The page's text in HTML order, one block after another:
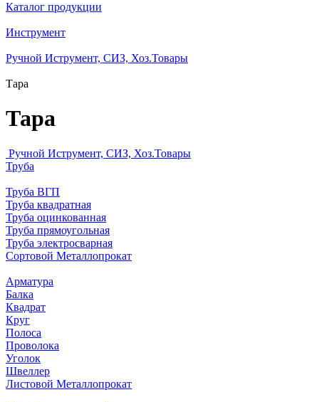
Каталог продукции
Инструмент
Ручной Иструмент, СИЗ, Хоз.Товары
Тара
Тара
Ручной Иструмент, СИЗ, Хоз.Товары
Труба
Труба ВГП
Труба квадратная
Труба оцинкованная
Труба прямоугольная
Труба электросварная
Сортовой Металлопрокат
Арматура
Балка
Квадрат
Круг
Полоса
Проволока
Уголок
Швеллер
Листовой Металлопрокат